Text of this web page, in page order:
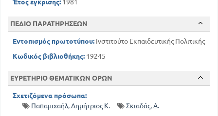
Έτος έγκρισης: 1981
ΠΕΔΙΟ ΠΑΡΑΤΗΡΗΣΕΩΝ
Εντοπισμός πρωτοτύπου: Ινστιτούτο Εκπαιδευτικής Πολιτικής
Κωδικός βιβλιοθήκης: 19245
ΕΥΡΕΤΗΡΙΟ ΘΕΜΑΤΙΚΩΝ ΟΡΩΝ
Σχετιζόμενα πρόσωπα:
Παπαμιχαήλ, Δημήτριος Κ.
Σκιαδάς, Α.